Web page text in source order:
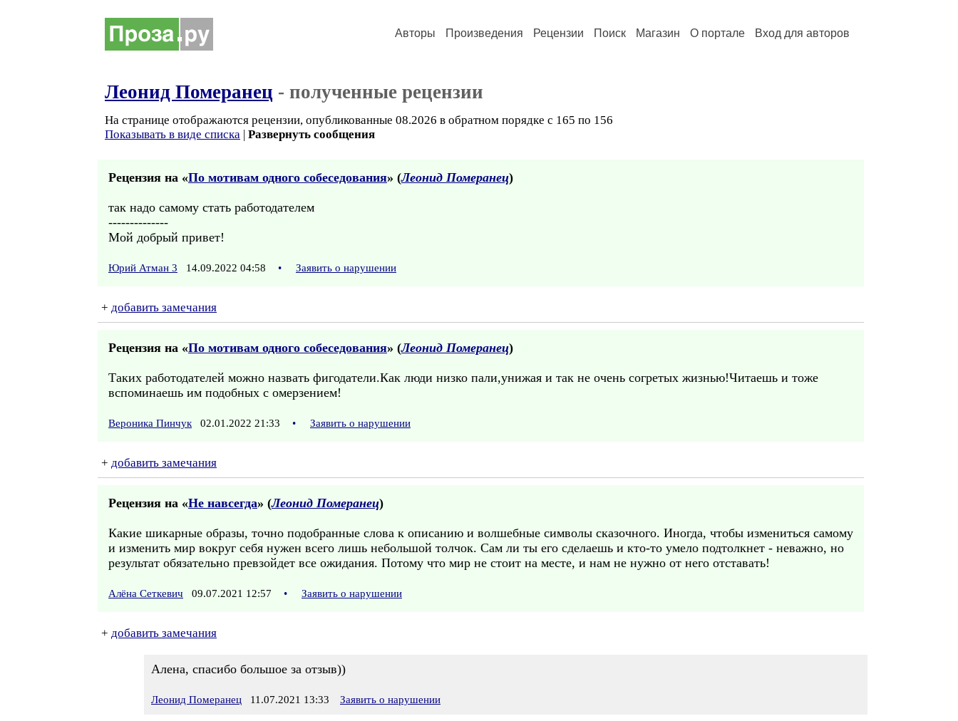
Авторы Произведения Рецензии Поиск Магазин О портале Вход для авторов
Леонид Померанец - полученные рецензии
На странице отображаются рецензии, опубликованные 08.2026 в обратном порядке с 165 по 156
Показывать в виде списка | Развернуть сообщения
Рецензия на «По мотивам одного собеседования» (Леонид Померанец)
так надо самому стать работодателем
--------------
Мой добрый привет!
Юрий Атман 3 14.09.2022 04:58 • Заявить о нарушении
+ добавить замечания
Рецензия на «По мотивам одного собеседования» (Леонид Померанец)
Таких работодателей можно назвать фигодатели.Как люди низко пали,унижая и так не очень согретых жизнью!Читаешь и тоже
вспоминаешь им подобных с омерзением!
Вероника Пинчук 02.01.2022 21:33 • Заявить о нарушении
+ добавить замечания
Рецензия на «Не навсегда» (Леонид Померанец)
Какие шикарные образы, точно подобранные слова к описанию и волшебные символы сказочного. Иногда, чтобы измениться самому
и изменить мир вокруг себя нужен всего лишь небольшой толчок. Сам ли ты его сделаешь и кто-то умело подтолкнет - неважно, но
результат обязательно превзойдет все ожидания. Потому что мир не стоит на месте, и нам не нужно от него отставать!
Алёна Сеткевич 09.07.2021 12:57 • Заявить о нарушении
+ добавить замечания
Алена, спасибо большое за отзыв))
Леонид Померанец 11.07.2021 13:33 Заявить о нарушении